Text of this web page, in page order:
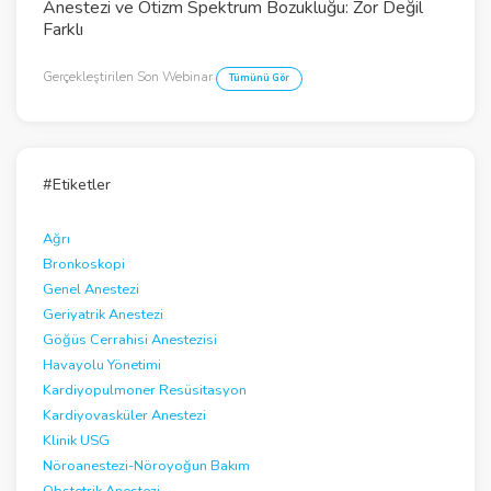
V
i
d
Anestezi ve Otizm Spektrum Bozukluğu: Zor Değil
Farklı
Gerçekleştirilen Son Webinar Tümünü Gör
#Etiketler
Ağrı
Bronkoskopi
Genel Anestezi
Geriyatrik Anestezi
Göğüs Cerrahisi Anestezisi
Havayolu Yönetimi
Kardiyopulmoner Resüsitasyon
Kardiyovasküler Anestezi
Klinik USG
Nöroanestezi-Nöroyoğun Bakım